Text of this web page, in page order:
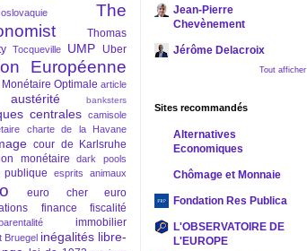
The
Thomas
Tocqueville UMP Uber
Européenne
Optimale article
austérité banksters
centrales camisole
charte de la Havane
cour de Karlsruhe
monétaire
dark pools
publique esprits animaux
euro cher
euro
finance fiscalité
immobilier
Bruegel inégalités libre-
Jean-Pierre
Chevènement
Jérôme Delacroix
Tout afficher
Sites recommandés
Alternatives
Economiques
Chômage et Monnaie
Fondation Res Publica
L'OBSERVATOIRE DE
L'EUROPE